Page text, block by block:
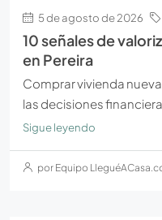
5 de agosto de 2026
10 señales de
en Pereira
Comprar vivienda
las decisiones
Sigue leyendo
por Equipo